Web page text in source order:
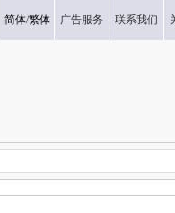
简体/繁体 广告服务 联系我们